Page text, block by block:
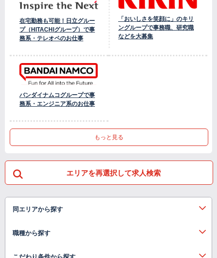
在宅勤務も可能！日立グルー
プ（HITACHIグループ）で事
務系・テレオペのお仕事
「おいしさを笑顔に」のキリ
ングループで事務職、研究職
などを大募集
バンダイナムコグループで事
務系・エンジニア系のお仕事
もっと見る
エリアを再選択して求人検索
同エリアから探す
職種から探す